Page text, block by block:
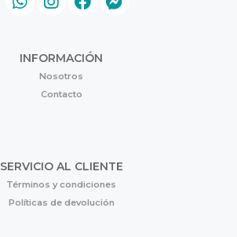
INFORMACIÓN
Nosotros
Contacto
SERVICIO AL CLIENTE
Términos y condiciones
Políticas de devolución